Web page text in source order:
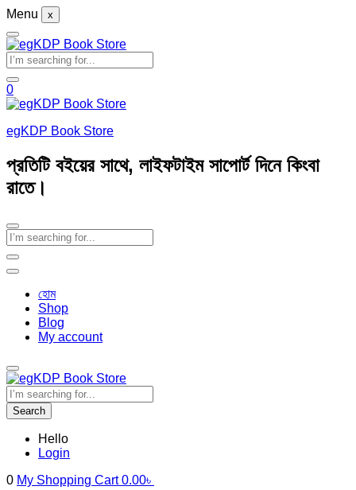
Menu x
0
egKDP Book Store
প্রতিটি বইয়ের সাথে, লাইফটাইম সাপোর্ট দিনে কিংবা
রাতে।
হোম
Shop
Blog
My account
Search
Hello
Login
0 My Shopping Cart0.00৳